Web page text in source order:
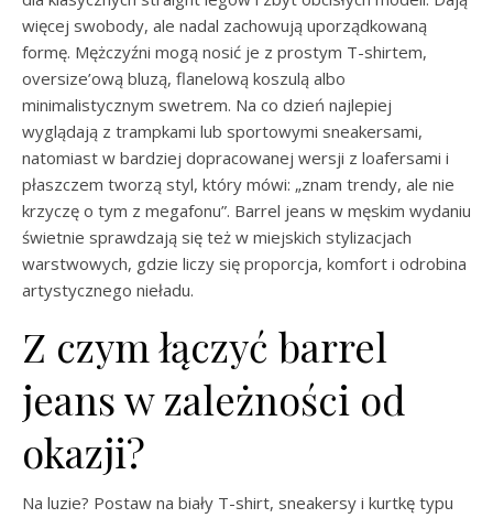
więcej swobody, ale nadal zachowują uporządkowaną
formę. Mężczyźni mogą nosić je z prostym T-shirtem,
oversize’ową bluzą, flanelową koszulą albo
minimalistycznym swetrem. Na co dzień najlepiej
wyglądają z trampkami lub sportowymi sneakersami,
natomiast w bardziej dopracowanej wersji z loafersami i
płaszczem tworzą styl, który mówi: „znam trendy, ale nie
krzyczę o tym z megafonu”. Barrel jeans w męskim wydaniu
świetnie sprawdzają się też w miejskich stylizacjach
warstwowych, gdzie liczy się proporcja, komfort i odrobina
artystycznego nieładu.
Z czym łączyć barrel
jeans w zależności od
okazji?
Na luzie? Postaw na biały T-shirt, sneakersy i kurtkę typu